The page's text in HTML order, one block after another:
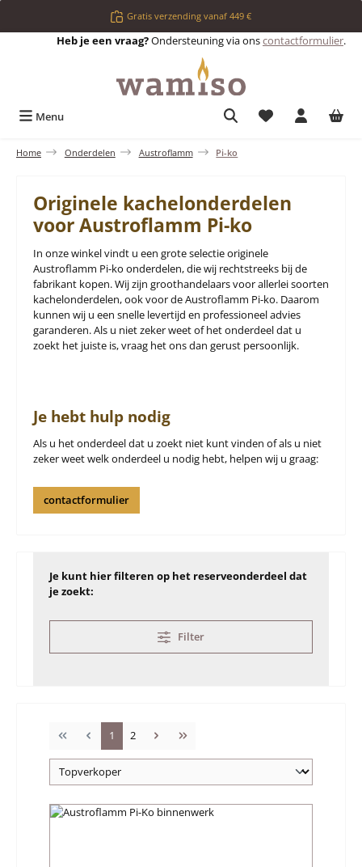
Ga naar de hoofdinhoudGratis verzending vanaf 449 €
Heb je een vraag?Ondersteuning via onscontactformulier.
Menu Je hebt 0 items
Home Onderdelen Austroflamm Pi-ko
Originele kachelonderdelen
voor Austroflamm Pi-ko
In onze winkel vindt u een grote selectie originele
Austroflamm Pi-ko onderdelen, die wij rechtstreeks bij de
fabrikant kopen. Wij zijn groothandelaars voor allerlei soorten
kachelonderdelen, ook voor de Austroflamm Pi-ko. Daarom
kunnen wij u een snelle levertijd en professioneel advies
garanderen. Als u niet zeker weet of het onderdeel dat u
zoekt het juiste is, vraag het ons dan gerust persoonlijk.
Je hebt hulp nodig
Als u het onderdeel dat u zoekt niet kunt vinden of als u niet
zeker weet welk onderdeel u nodig hebt, helpen wij u graag:
contactformulier
Je kunt hier filteren op het reserveonderdeel dat
je zoekt:
Filter
Pagina
1 Pagina
2